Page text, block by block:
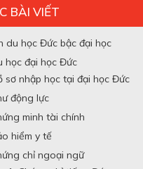
BÀI VIẾT
du học Đức bậc đại học
học đại học Đức
sơ nhập học tại đại học Đức
động lực
minh tài chính
hiểm y tế
chỉ ngoại ngữ